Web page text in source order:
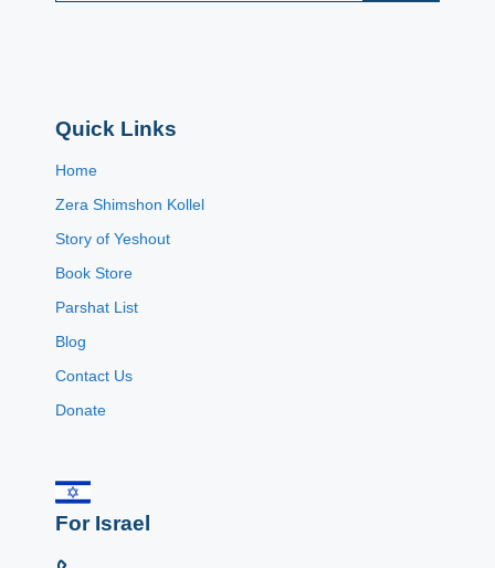
Quick Links
Home
Zera Shimshon Kollel
Story of Yeshout
Book Store
Parshat List
Blog
Contact Us
Donate
For Israel